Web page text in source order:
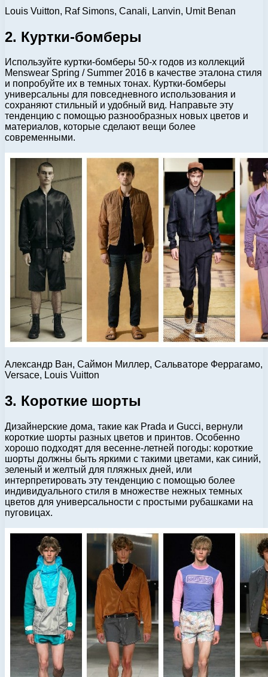
Louis Vuitton, Raf Simons, Canali, Lanvin, Umit Benan
2. Куртки-бомберы
Используйте куртки-бомберы 50-х годов из коллекций
Menswear Spring / Summer 2016 в качестве эталона стиля
и попробуйте их в темных тонах. Куртки-бомберы
универсальны для повседневного использования и
сохраняют стильный и удобный вид. Направьте эту
тенденцию с помощью разнообразных новых цветов и
материалов, которые сделают вещи более
современными.
Александр Ван, Саймон Миллер, Сальваторе Феррагамо,
Versace, Louis Vuitton
3. Короткие шорты
Дизайнерские дома, такие как Prada и Gucci, вернули
короткие шорты разных цветов и принтов. Особенно
хорошо подходят для весенне-летней погоды: короткие
шорты должны быть яркими с такими цветами, как синий,
зеленый и желтый для пляжных дней, или
интерпретировать эту тенденцию с помощью более
индивидуального стиля в множестве нежных темных
цветов для универсальности с простыми рубашками на
пуговицах.